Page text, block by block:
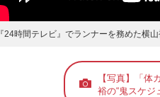
『24時間テレビ』でランナーを務めた横
【写真】「体
裕の“鬼スケジ